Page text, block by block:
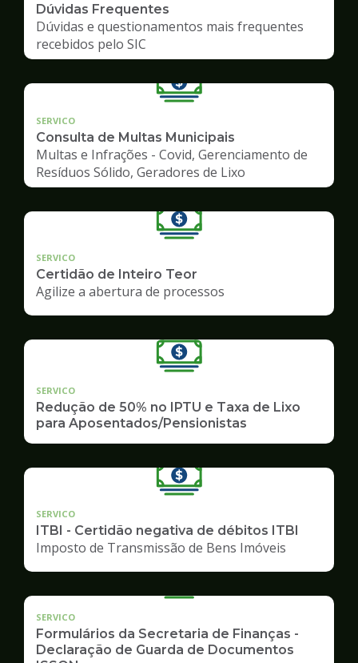
Dúvidas Frequentes
Dúvidas e questionamentos mais frequentes
recebidos pelo SIC
SERVICO
Consulta de Multas Municipais
Multas e Infrações - Covid, Gerenciamento de
Resíduos Sólido, Geradores de Lixo
SERVICO
Certidão de Inteiro Teor
Agilize a abertura de processos
SERVICO
Redução de 50% no IPTU e Taxa de Lixo
para Aposentados/Pensionistas
SERVICO
ITBI - Certidão negativa de débitos ITBI
Imposto de Transmissão de Bens Imóveis
SERVICO
Formulários da Secretaria de Finanças -
Declaração de Guarda de Documentos